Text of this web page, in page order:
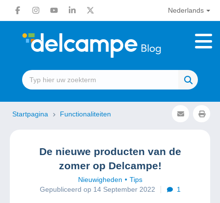
Nederlands
Startpagina Functionaliteiten
De nieuwe producten van de
zomer op Delcampe!
Nieuwigheden
Tips
Gepubliceerd op 14 September 2022
1